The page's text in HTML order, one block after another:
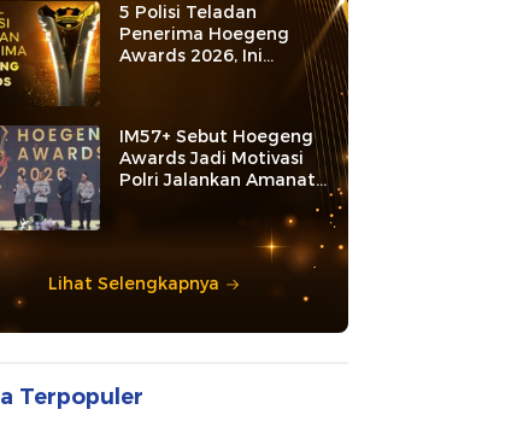
5 Polisi Teladan
Penerima Hoegeng
Awards 2026, Ini
Kategori dan Kiprahnya
IM57+ Sebut Hoegeng
Awards Jadi Motivasi
Polri Jalankan Amanat
Lihat Selengkapnya
Terpopuler